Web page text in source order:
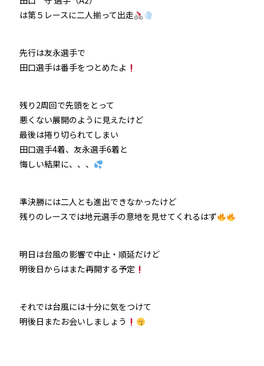
は第５レースに二人揃って出走
先行は友永選手で
田口選手は番手をつとめたよ
残り2周回で先頭をとって
悪くない展開のように見えたけど
最後は捲り切られてしまい
田口選手4着、友永選手6着と
悔しい結果に、、、
準決勝には二人とも進出できなかったけど
残りのレースでは地元選手の意地を見せてくれるはず
明日は台風の影響で中止・順延だけど
明後日からはまた再開する予定
それでは台風には十分に気をつけて
明後日またお会いしましょう